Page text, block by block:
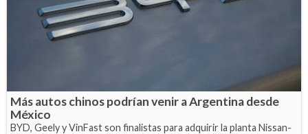
Más autos chinos podrían venir a Argentina desde
México
BYD, Geely y VinFast son finalistas para adquirir la planta Nissan-